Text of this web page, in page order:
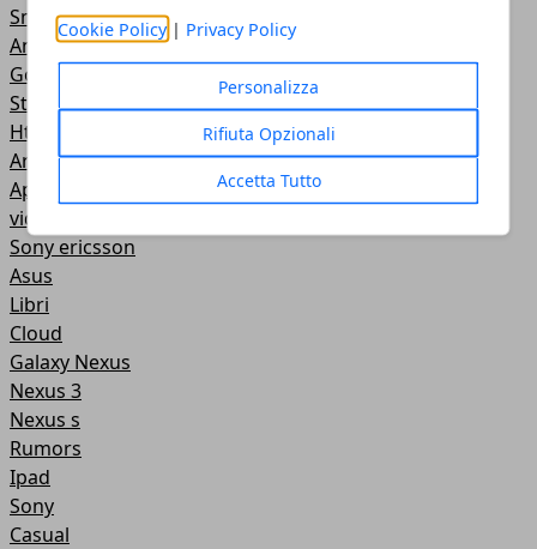
Cookie Policy | Privacy Policy
Personalizza
Rifiuta Opzionali
Accetta Tutto
Smartphone cinesi
Android Market
Google I/O
Stonex
HtC
Arcade e azione
Apple
video
Sony ericsson
Asus
Libri
Cloud
Galaxy Nexus
Nexus 3
Nexus s
Rumors
Ipad
Sony
Casual